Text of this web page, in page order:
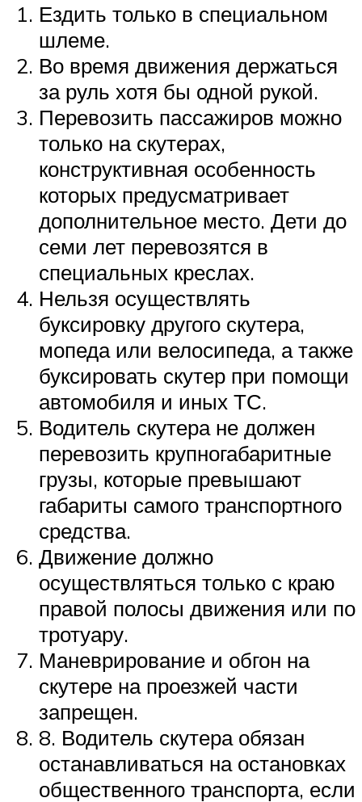
Ездить только в специальном
шлеме.
Во время движения держаться
за руль хотя бы одной рукой.
Перевозить пассажиров можно
только на скутерах,
конструктивная особенность
которых предусматривает
дополнительное место. Дети до
семи лет перевозятся в
специальных креслах.
Нельзя осуществлять
буксировку другого скутера,
мопеда или велосипеда, а также
буксировать скутер при помощи
автомобиля и иных ТС.
Водитель скутера не должен
перевозить крупногабаритные
грузы, которые превышают
габариты самого транспортного
средства.
Движение должно
осуществляться только с краю
правой полосы движения или по
тротуару.
Маневрирование и обгон на
скутере на проезжей части
запрещен.
8. Водитель скутера обязан
останавливаться на остановках
общественного транспорта, если